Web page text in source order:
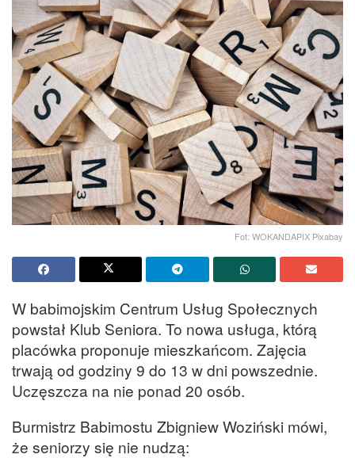
Fot: WOKANDAPIX Pixabay
W babimojskim Centrum Usług Społecznych
powstał Klub Seniora. To nowa usługa, którą
placówka proponuje mieszkańcom. Zajęcia
trwają od godziny 9 do 13 w dni powszednie.
Uczęszcza na nie ponad 20 osób.
Burmistrz Babimostu Zbigniew Woziński mówi,
że seniorzy się nie nudzą: